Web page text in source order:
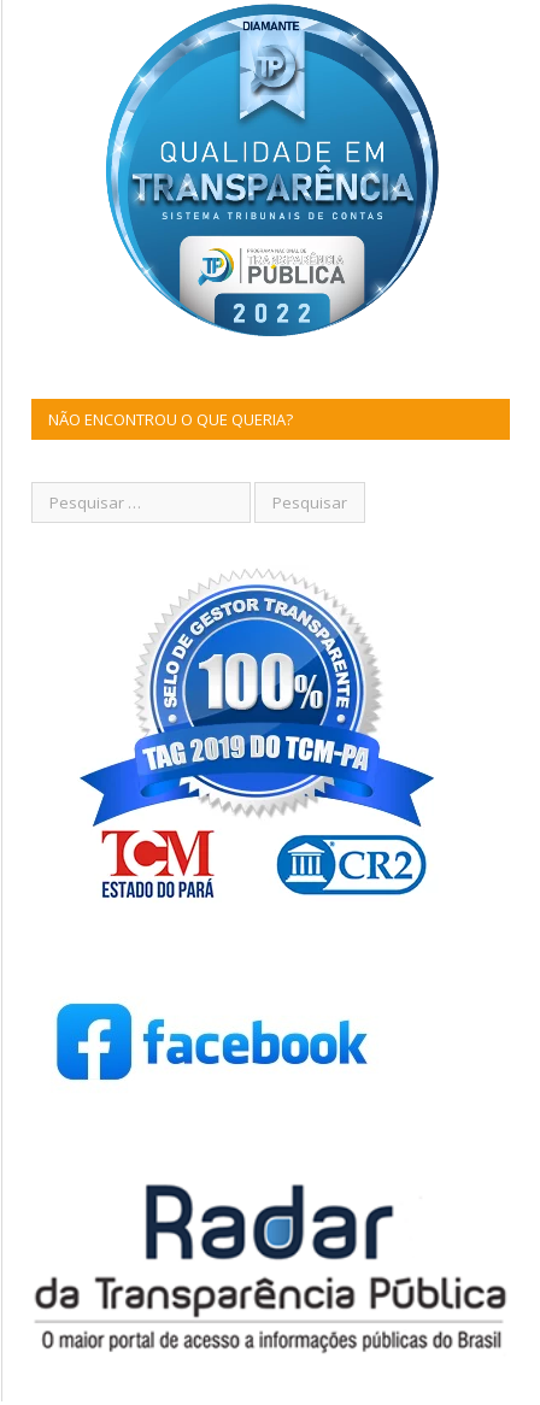
NÃO ENCONTROU O QUE QUERIA?